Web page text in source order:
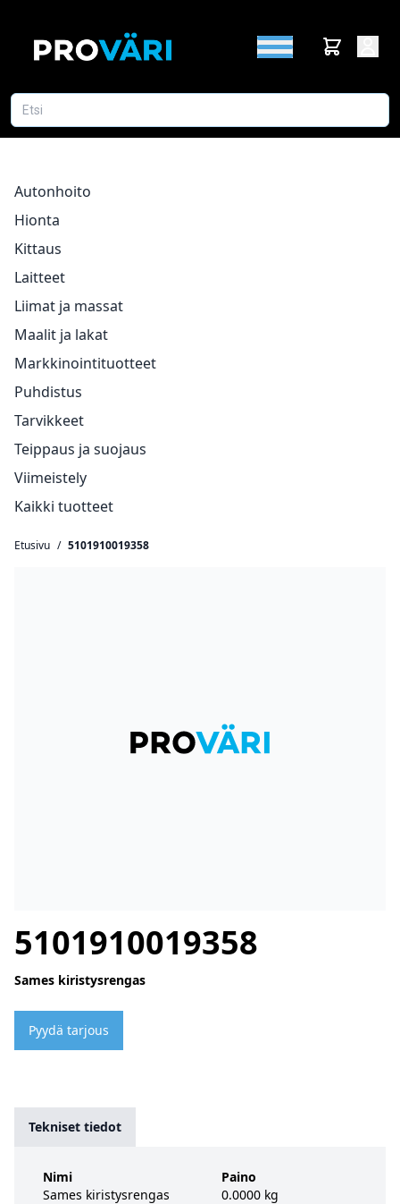
Autonhoito
Hionta
Kittaus
Laitteet
Liimat ja massat
Maalit ja lakat
Markkinointituotteet
Puhdistus
Tarvikkeet
Teippaus ja suojaus
Viimeistely
Kaikki tuotteet
Etusivu / 5101910019358
5101910019358
Sames kiristysrengas
Pyydä tarjous
Tekniset tiedot
Nimi
Sames kiristysrengas
Paino
0.0000 kg